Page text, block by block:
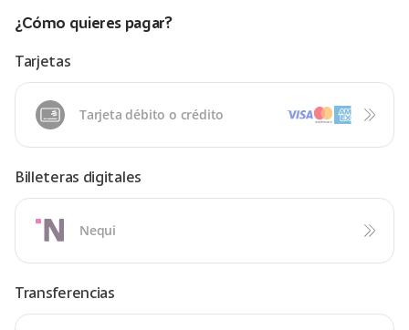
¿Cómo quieres pagar?
Tarjetas
Tarjeta débito o crédito
Billeteras digitales
Nequi
Transferencias